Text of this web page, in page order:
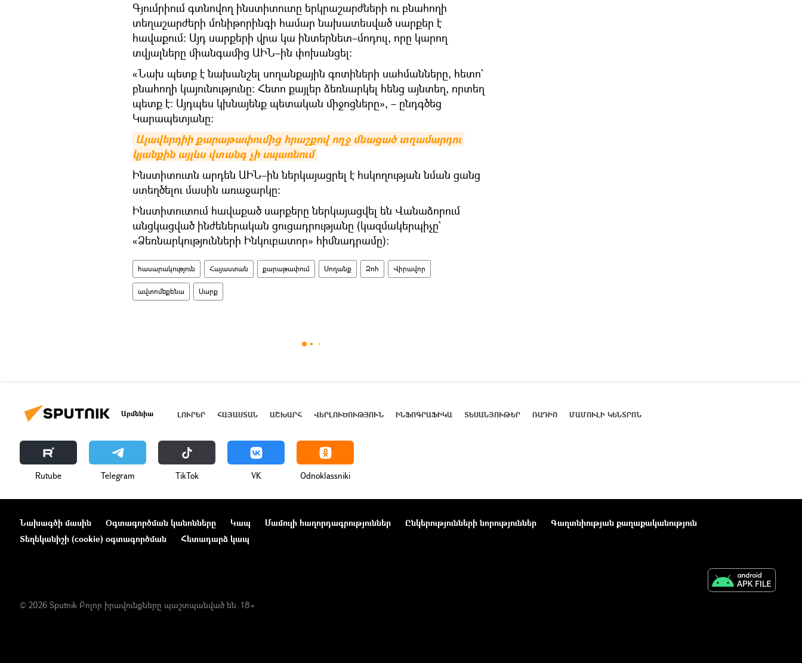
Գյումրիում գտնովող ինստիտուտը երկրաշարժների ու բնահողի
տեղաշարժերի մոնիթորինգի համար նախատեսված սարքեր է
հավաքում։ Այդ սարքերի վրա կա ինտերնետ–մոդուլ, որը կարող
տվյալները միանգամից ԱԻՆ–ին փոխանցել։
«Նախ պետք է նախանշել սողանքային գոտիների սահմանները, հետո`
բնահողի կայունությունը։ Հետո քայլեր ձեռնարկել հենց այնտեղ, որտեղ
պետք է։ Այդպես կխնայենք պետական միջոցները», – ընդգծեց
Կարապետյանը։
Ալավերդիի քարաթափումից հրաշքով ողջ մնացած տղամարդու
կյանքին այլևս վտանգ չի սպառնում
Ինստիտուտն արդեն ԱԻՆ–ին ներկայացրել է հսկողության նման ցանց
ստեղծելու մասին առաջարկը։
Ինստիտուտում հավաքած սարքերը ներկայացվել են Վանաձորում
անցկացված ինժեներական ցուցադրությանը (կազմակերպիչը`
«Ձեռնարկությունների Ինկուբատոր» հիմնադրամը)։
հասարակություն Հայաստան քարաթափում Սողանք Զոհ Վիրավոր
ավտոմեքենա Սարք
Արմենիա ԼՈՒՐԵՐ ՀԱՅԱՍՏԱՆ ԱՇԽԱՐՀ ՎԵՐԼՈՒԾՈՒԹՅՈՒՆ ԻՆՖՈԳՐԱՖԻԿԱ ՏԵՍԱՆՅՈՒԹԵՐ ՌԱԴԻՈ ՄԱՄՈՒԼԻ ԿԵՆՏՐՈՆ
Rutube Telegram ТikТоk VK Odnoklassniki
Նախագծի մասին Օգտագործման կանոնները Կապ Մամուլի հաղորդագրություններ Ընկերությունների նորություններ
Գաղտնիության քաղաքականություն
Տեղեկանիշի (cookie) օգտագործման
Հետադարձ կապ
© 2026 Sputnik Բոլոր իրավունքները պաշտպանված են. 18+